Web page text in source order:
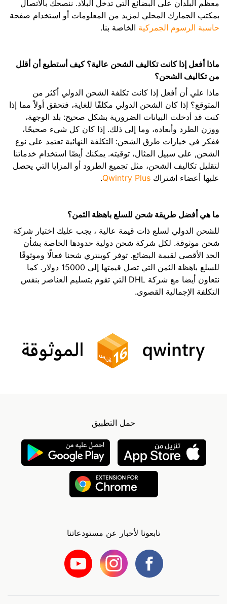
معظم البلدان على البضائع التي تدخل البلاد. ننصحك بالاتصال
بمكتب الجمارك المحلي لمزيد من المعلومات أو استخدام صفحة
حاسبة الرسوم الجمركية الخاصة بنا.
ماذا أفعل إذا كانت تكاليف الشحن عالية؟ كيف أستطيع أن أقلل
من تكاليف الشحن؟
ماذا علي أن أفعل إذا كانت تكلفة الشحن الدولي أكثر من
المتوقع؟ إذا كان الشحن الدولي مكلفًا للغاية، فتحقق أولاً مما إذا
كنت قد أدخلت البيانات الضرورية بشكل صحيح: بلد الوجهة،
ووزن الطرد وأبعاده، وما إلى ذلك. إذا كان كل شيء صحيحًا،
ففكر في خيارات طرق الشحن: التكلفة النهائية تعتمد على نوع
الشحن, على سبيل المثال، توقيته. يمكنك أيضًا استخدام خدماتنا
لتقليل تكاليف الشحن، مثل تجميع الطرود أو المزايا التي يحصل
عليها أعضاء اشتراك Qwintry Plus
.
ما هي أفضل طريقة شحن للسلع باهظة الثمن؟
للشحن الدولي لسلع ذات قيمة عالية ، يجب عليك اختيار شركة
شحن موثوقة. لكل شركة شحن دولية حدودها الخاصة بشأن
الحد الأقصى لقيمة البضائع. توفر كوينتري شحنا فعالًا وموثوقًا
للسلع باهظة الثمن التي تصل قيمتها إلى 15000 دولار. كما
نتعاون أيضا مع شركة DHL التي تقوم بتسليم العناصر بنفس
التكلفة الإجمالية القصوى.
حمل التطبيق
تابعونا لأخبار عن مستودعاتنا